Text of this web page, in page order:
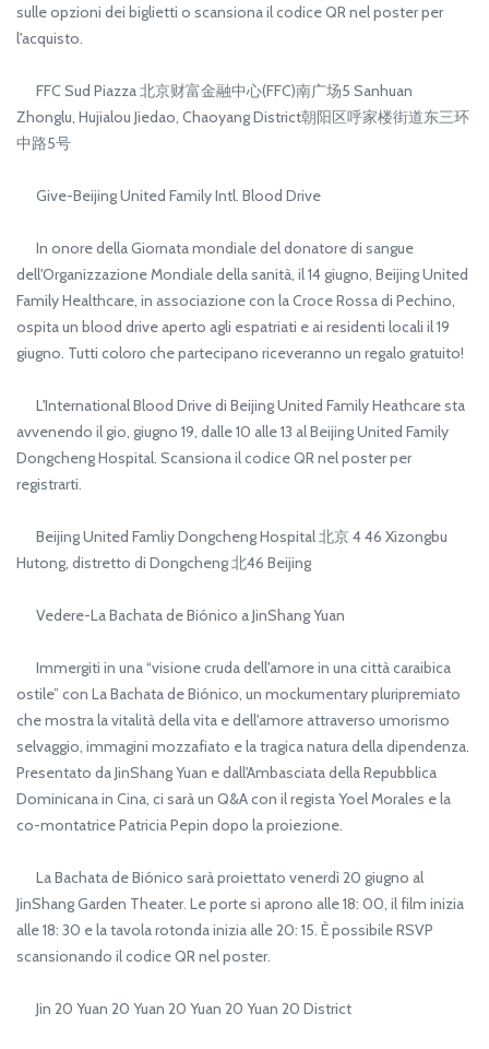
sulle opzioni dei biglietti o scansiona il codice QR nel poster per
l'acquisto.
FFC Sud Piazza 北京财富金融中心(FFC)南广场5 Sanhuan
Zhonglu, Hujialou Jiedao, Chaoyang District朝阳区呼家楼街道东三环
中路5号
Give-Beijing United Family Intl. Blood Drive
In onore della Giornata mondiale del donatore di sangue
dell'Organizzazione Mondiale della sanità, il 14 giugno, Beijing United
Family Healthcare, in associazione con la Croce Rossa di Pechino,
ospita un blood drive aperto agli espatriati e ai residenti locali il 19
giugno. Tutti coloro che partecipano riceveranno un regalo gratuito!
L'International Blood Drive di Beijing United Family Heathcare sta
avvenendo il gio, giugno 19, dalle 10 alle 13 al Beijing United Family
Dongcheng Hospital. Scansiona il codice QR nel poster per
registrarti.
Beijing United Famliy Dongcheng Hospital 北京 4 46 Xizongbu
Hutong, distretto di Dongcheng 北46 Beijing
Vedere-La Bachata de Biónico a JinShang Yuan
Immergiti in una “visione cruda dell'amore in una città caraibica
ostile” con La Bachata de Biónico, un mockumentary pluripremiato
che mostra la vitalità della vita e dell'amore attraverso umorismo
selvaggio, immagini mozzafiato e la tragica natura della dipendenza.
Presentato da JinShang Yuan e dall'Ambasciata della Repubblica
Dominicana in Cina, ci sarà un Q&A con il regista Yoel Morales e la
co-montatrice Patricia Pepin dopo la proiezione.
La Bachata de Biónico sarà proiettato venerdì 20 giugno al
JinShang Garden Theater. Le porte si aprono alle 18: 00, il film inizia
alle 18: 30 e la tavola rotonda inizia alle 20: 15. È possibile RSVP
scansionando il codice QR nel poster.
Jin 20 Yuan 20 Yuan 20 Yuan 20 Yuan 20 District